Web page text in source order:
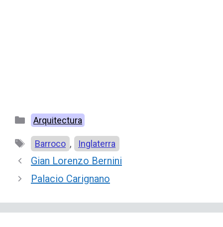
Categorías
Arquitectura
Etiquetas
Barroco , Inglaterra
Gian Lorenzo Bernini
Palacio Carignano